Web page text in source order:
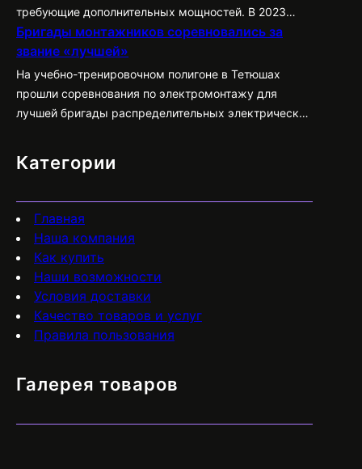
требующие дополнительных мощностей. В 2023
году прошли модернизацию электрические сети,
планируется продолжить тенденцию в 2024 году. На
эти цели выделено свыше 8 миллиардов рублей,
работы имеют хорошие перспективы и поддержку
извне.
Бригады монтажников соревновались за
звание «лучшей»
На учебно-тренировочном полигоне в Тетюшах
прошли соревнования по электромонтажу для
лучшей бригады распределительных электрических
Категории
Главная
Наша компания
Как купить
Наши возможности
Условия доставки
Качество товаров и услуг
Правила пользования
Галерея товаров